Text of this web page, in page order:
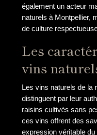
également un acteur
naturels à Montpellier,
de culture
Les
vins
Les vins naturels de la
distinguent par leur
raisins cultivés sans
ces vins offrent des
expression véritable